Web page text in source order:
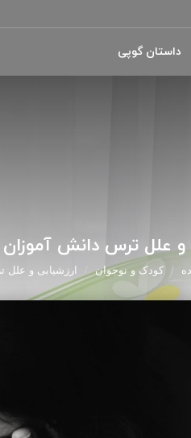
داستان گوپی
و علل ترس دانش آموزان
کودک و نوجوان ارزشیابی و